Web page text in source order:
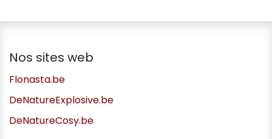
Nos sites web
Flonasta.be
DeNatureExplosive.be
DeNatureCosy.be